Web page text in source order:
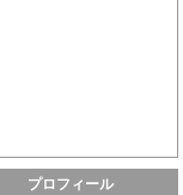
プロフィール